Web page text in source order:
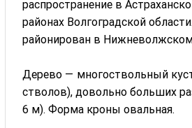
распространение в
районах Волгоградской
районирован в Нижневолжском
Дерево — многоствольный
стволов), довольно больших
6 м). Форма кроны овальная.